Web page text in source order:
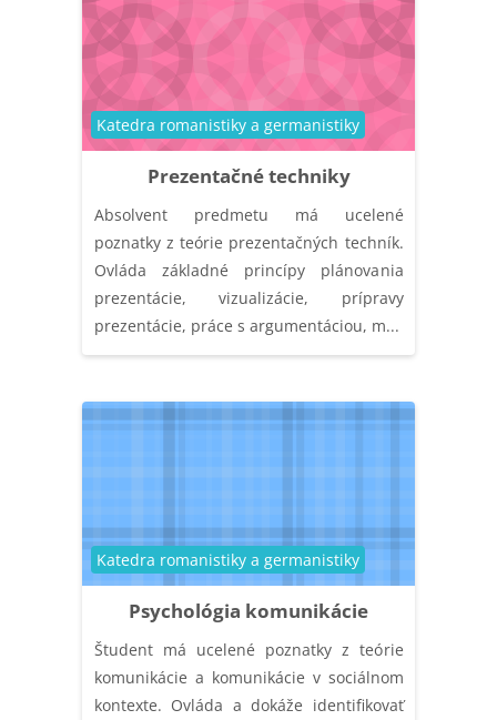
Prezentačné techniky
Kategória kurzu
Katedra romanistiky a germanistiky
Absolvent predmetu má ucelené
poznatky z teórie prezentačných techník.
Ovláda základné princípy plánovania
prezentácie, vizualizácie, prípravy
prezentácie, práce s argumentáciou, m...
Psychológia komunikácie
Kategória kurzu
Katedra romanistiky a germanistiky
Študent má ucelené poznatky z teórie
komunikácie a komunikácie v sociálnom
kontexte. Ovláda a dokáže identifikovať